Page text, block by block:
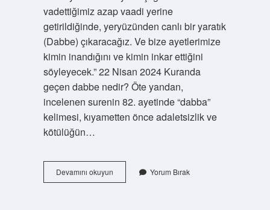
vadettiğimiz azap vaadi yerine
getirildiğinde, yeryüzünden canlı bir yaratık
(Dabbe) çıkaracağız. Ve bize ayetlerimize
kimin inandığını ve kimin inkar ettiğini
söyleyecek.” 22 Nisan 2024 Kuranda
geçen dabbe nedir? Öte yandan,
incelenen surenin 82. ayetinde “dabba”
kelimesi, kıyametten önce adaletsizlik ve
kötülüğün…
Devamını okuyunDabbetül
Arz
Yorum Bırak